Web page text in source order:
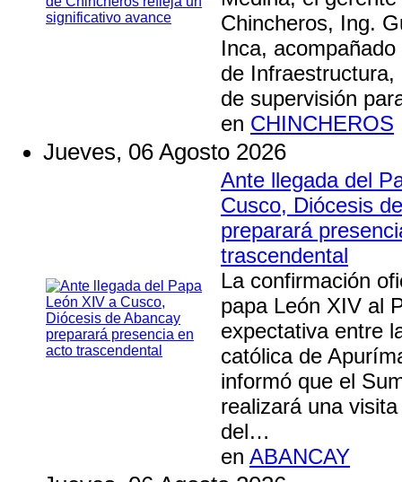
Chincheros, Ing.
Inca,
de
de supervisión
en CHINCHEROS
Jueves, 06 Agosto 2026
Ante llegada del
Cusco, Diócesis
preparará
trascendental
La confirmación
papa León XIV al
expectativa entre
católica de
informó que el
realizará una
del…
en ABANCAY